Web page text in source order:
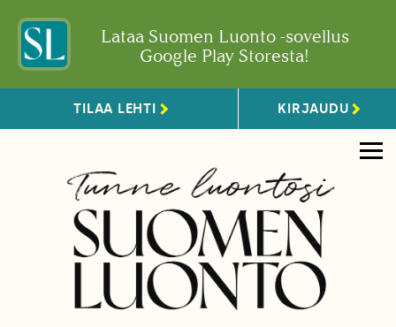
Lataa Suomen Luonto -sovellus
Google Play Storesta!
TILAA LEHTI KIRJAUDU